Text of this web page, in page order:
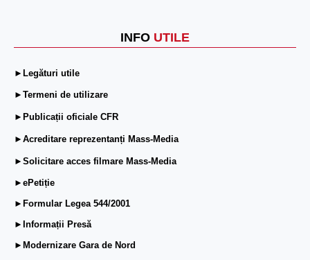
INFO UTILE
►Legături utile
►Termeni de utilizare
►Publicații oficiale CFR
►Acreditare reprezentanți Mass-Media
►Solicitare acces filmare Mass-Media
►ePetiție
►Formular Legea 544/2001
►Informații Presă
►Modernizare Gara de Nord